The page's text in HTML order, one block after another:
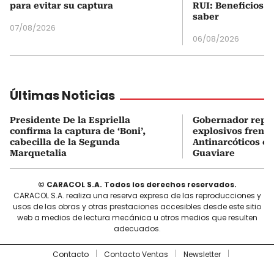
para evitar su captura
07/08/2026
RUI: Beneficios
saber
06/08/2026
Últimas Noticias
Presidente De la Espriella
confirma la captura de ‘Boni’,
cabecilla de la Segunda
Marquetalia
Gobernador
explosivos frente
Antinarcóticos
Guaviare
© CARACOL S.A. Todos los derechos reservados.
CARACOL S.A. realiza una reserva expresa de las reproducciones y
usos de las obras y otras prestaciones accesibles desde este sitio
web a medios de lectura mecánica u otros medios que resulten
adecuados.
Contacto Contacto Ventas Newsletter